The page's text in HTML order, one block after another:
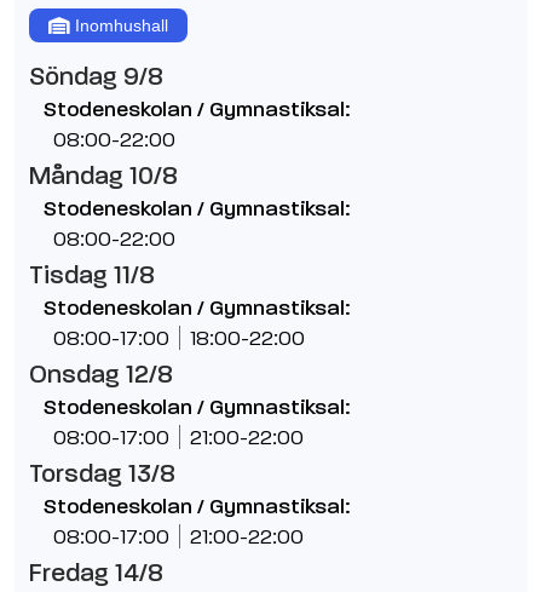
Inomhushall
Söndag 9/8
Stodeneskolan / Gymnastiksal:
08:00-22:00
Måndag 10/8
Stodeneskolan / Gymnastiksal:
08:00-22:00
Tisdag 11/8
Stodeneskolan / Gymnastiksal:
08:00-17:00 18:00-22:00
Onsdag 12/8
Stodeneskolan / Gymnastiksal:
08:00-17:00 21:00-22:00
Torsdag 13/8
Stodeneskolan / Gymnastiksal:
08:00-17:00 21:00-22:00
Fredag 14/8